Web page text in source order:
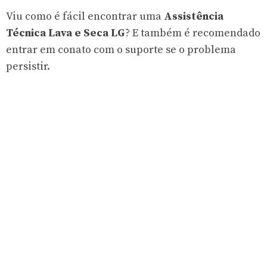
Viu como é fácil encontrar uma Assistência
Técnica Lava e Seca LG? E também é recomendado
entrar em conato com o suporte se o problema
persistir.